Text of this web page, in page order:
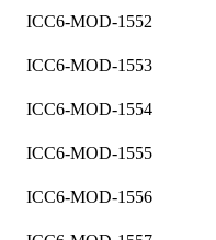
ICC6-MOD-1552
ICC6-MOD-1553
ICC6-MOD-1554
ICC6-MOD-1555
ICC6-MOD-1556